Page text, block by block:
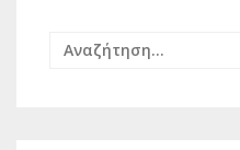
Αναζήτηση